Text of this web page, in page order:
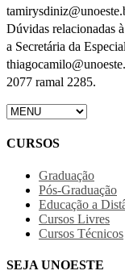
Dúvidas relacionadas
a Secretária da
2077 ramal 2285.
CURSOS
Graduação
Pós-Graduação
Educação a
Cursos Livres
Cursos Técnicos
SEJA UNOESTE